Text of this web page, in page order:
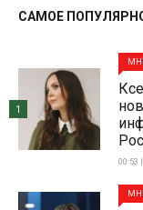
САМОЕ
00:53
1